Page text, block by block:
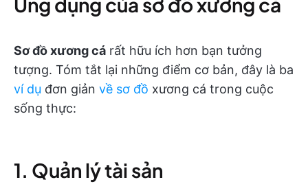
Sơ đồ xương cá rất hữu ích hơn bạn tưởng
tượng. Tóm tắt lại những điểm cơ bản, đây là ba
ví dụ đơn giản về sơ đồ xương cá trong cuộc
sống thực:
1. Quản lý tài sản